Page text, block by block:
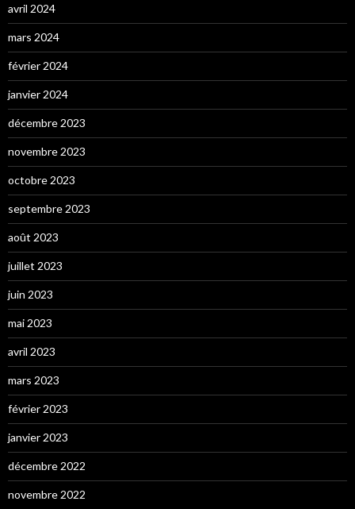
avril 2024
mars 2024
février 2024
janvier 2024
décembre 2023
novembre 2023
octobre 2023
septembre 2023
août 2023
juillet 2023
juin 2023
mai 2023
avril 2023
mars 2023
février 2023
janvier 2023
décembre 2022
novembre 2022